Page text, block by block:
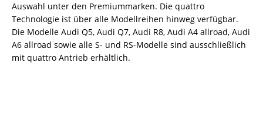
Auswahl unter den Premiummarken. Die quattro
Technologie ist über alle Modellreihen hinweg verfügbar.
Die Modelle Audi Q5, Audi Q7, Audi R8, Audi A4 allroad, Audi
A6 allroad sowie alle S- und RS-Modelle sind ausschließlich
mit quattro Antrieb erhältlich.